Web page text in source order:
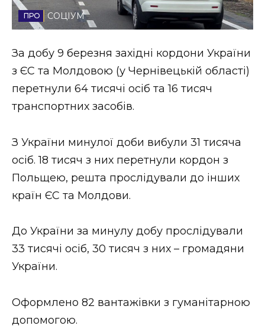
Спорт
Стиль життя
Втрачений Ужгород
Втрачений Ужгород (відеоверсія)
ЗАКАРПАТСЬКІ НОВИНИ
НОВИНИ ЗАХІДНОЇ УКРАЇНИ
ФОТО
СОЦІУМ
За добу 9 березня західні кордони України
з ЄС та Молдовою (у Чернівецькій області)
перетнули 64 тисячі осіб та 16 тисяч
транспортних засобів.
З України минулої доби вибули 31 тисяча
осіб. 18 тисяч з них перетнули кордон з
Польщею, решта прослідували до інших
країн ЄС та Молдови.
До України за минулу добу прослідували
33 тисячі осіб, 30 тисяч з них – громадяни
України.
Оформлено 82 вантажівки з гуманітарною
допомогою.